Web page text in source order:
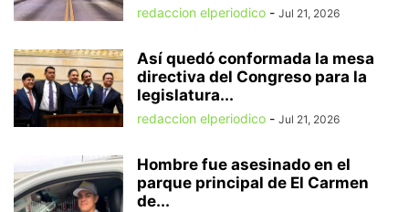
redaccion elperiodico - Jul 21, 2026
Así quedó conformada la mesa
directiva del Congreso para la
legislatura...
redaccion elperiodico - Jul 21, 2026
Hombre fue asesinado en el
parque principal de El Carmen
de...